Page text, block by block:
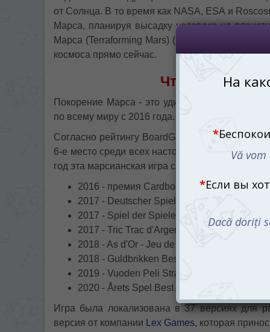
от Солнца. В то время как NASA, ESA и
Марса, планируя высадку человека на
Марса (Terraforming Mars) (рум.) предлагает
космоса прямо сейчас.
Что такое
Покорение Марса - это удивительная
по всему миру с 2016 года. Эта игра не
Согласно рейтингу BoardGameGeek,
6-е место среди всех настольных игр в мире
год эта марсианская игра собрала более
2016 - премия Cardboard Republic
2017 - Deutscher Spiele Preis Best Family/
2017 - Spiel der Spiele Hit für Experten
2017 - Tric Trac d'Argent;
2018 - As d'Or - Jeu de l'Année Expert Winner;
2018 - Guldbrikken Best Expert Game Winner;
2019 - Vuoden Peli Strategy Game of the
2020 - Årets Spel Best Adult Game Winner.
Игра была локализована в 37 версиях для
версия от компании
Lex Games, которая